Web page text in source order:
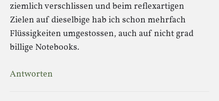
ziemlich verschlissen und beim reflexartigen
Zielen auf dieselbige hab ich schon mehrfach
Flüssigkeiten umgestossen, auch auf nicht grad
billige Notebooks.
Antworten